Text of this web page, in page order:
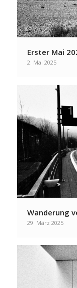
Erster Mai
2. Mai 2025
Wanderung
29. März 2025